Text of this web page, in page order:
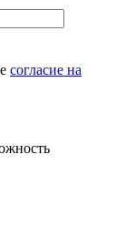
согласие на